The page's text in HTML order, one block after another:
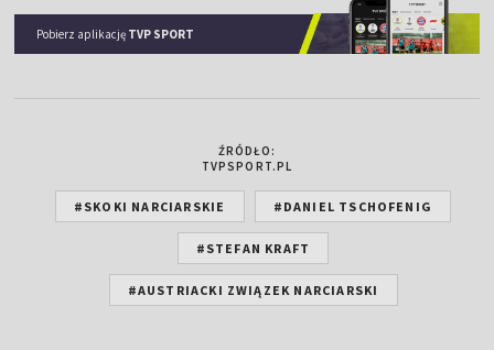
Pobierz aplikację TVP SPORT
ŹRÓDŁO:
TVPSPORT.PL
#SKOKI NARCIARSKIE #DANIEL TSCHOFENIG
#STEFAN KRAFT
#AUSTRIACKI ZWIĄZEK NARCIARSKI